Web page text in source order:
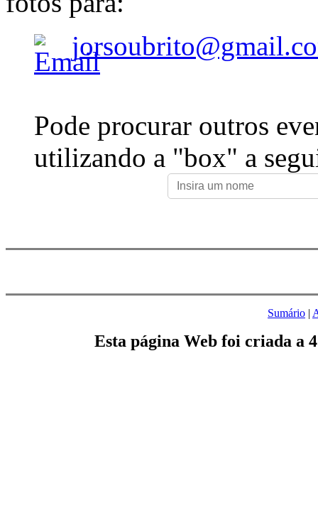
Pode procurar outros
utilizando a "box" a
Sumário |
Esta página Web foi criada a